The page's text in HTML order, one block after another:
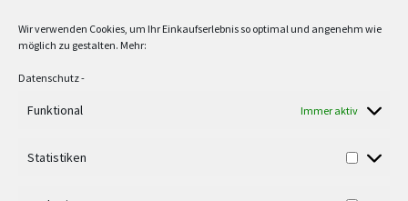
Wir verwenden Cookies, um Ihr Einkaufserlebnis so optimal und angenehm wie
möglich zu gestalten. Mehr:
Datenschutz-
Funktional Immer aktiv
Statistiken
2 Lieferzeiten gelten mit Express-24.
Versandkostenfrei ab 59,90 € Nettowarenwert. Inseln ausgenommen. Unsere
Berufe zur Verwendung in der selbständigen, beruflichen oder gewerblichen
verwendeten Logos und Firmennamen sind Warenzeichen oder eingetragene